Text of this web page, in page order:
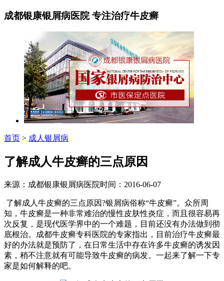
成都银康银屑病医院 专注治疗牛皮癣
首页 > 成人银屑病
了解成人牛皮癣的三点原因
来源：成都银康银屑病医院时间：2016-06-07
了解成人牛皮癣的三点原因?银屑病俗称“牛皮癣”。众所周
知，牛皮癣是一种非常难治的慢性皮肤性炎症，而且很容易再
次反复，是现代医学界中的一个难题，目前还没有办法做到彻
底根治。成都牛皮癣专科医院的专家指出，目前治疗牛皮癣最
好的办法就是预防了，在日常生活中存在许多牛皮癣的诱发因
素，稍不注意就有可能导致牛皮癣的病发。一起来了解一下专
家是如何解释的吧。